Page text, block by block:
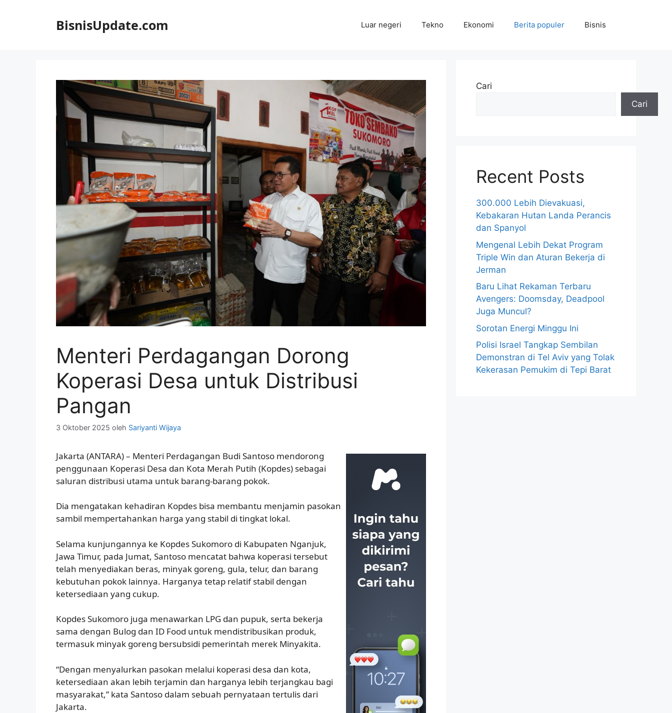
BisnisUpdate.com Luar negeri Tekno Ekonomi Berita populer Bisnis
Menteri Perdagangan Dorong
Koperasi Desa untuk Distribusi
Pangan
3 Oktober 2025 oleh Sariyanti Wijaya
Jakarta (ANTARA) – Menteri Perdagangan Budi Santoso mendorong
penggunaan Koperasi Desa dan Kota Merah Putih (Kopdes) sebagai
saluran distribusi utama untuk barang-barang pokok.
Dia mengatakan kehadiran Kopdes bisa membantu menjamin pasokan
sambil mempertahankan harga yang stabil di tingkat lokal.
Selama kunjungannya ke Kopdes Sukomoro di Kabupaten Nganjuk,
Jawa Timur, pada Jumat, Santoso mencatat bahwa koperasi tersebut
telah menyediakan beras, minyak goreng, gula, telur, dan barang
kebutuhan pokok lainnya. Harganya tetap relatif stabil dengan
ketersediaan yang cukup.
Kopdes Sukomoro juga menawarkan LPG dan pupuk, serta bekerja
sama dengan Bulog dan ID Food untuk mendistribusikan produk,
termasuk minyak goreng bersubsidi pemerintah merek Minyakita.
“Dengan menyalurkan pasokan melalui koperasi desa dan kota,
ketersediaan akan lebih terjamin dan harganya lebih terjangkau bagi
masyarakat,” kata Santoso dalam sebuah pernyataan tertulis dari
Jakarta.
Cari
Cari
Recent Posts
300.000 Lebih Dievakuasi,
Kebakaran Hutan Landa Perancis
dan Spanyol
Mengenal Lebih Dekat Program
Triple Win dan Aturan Bekerja di
Jerman
Baru Lihat Rekaman Terbaru
Avengers: Doomsday, Deadpool
Juga Muncul?
Sorotan Energi Minggu Ini
Polisi Israel Tangkap Sembilan
Demonstran di Tel Aviv yang Tolak
Kekerasan Pemukim di Tepi Barat